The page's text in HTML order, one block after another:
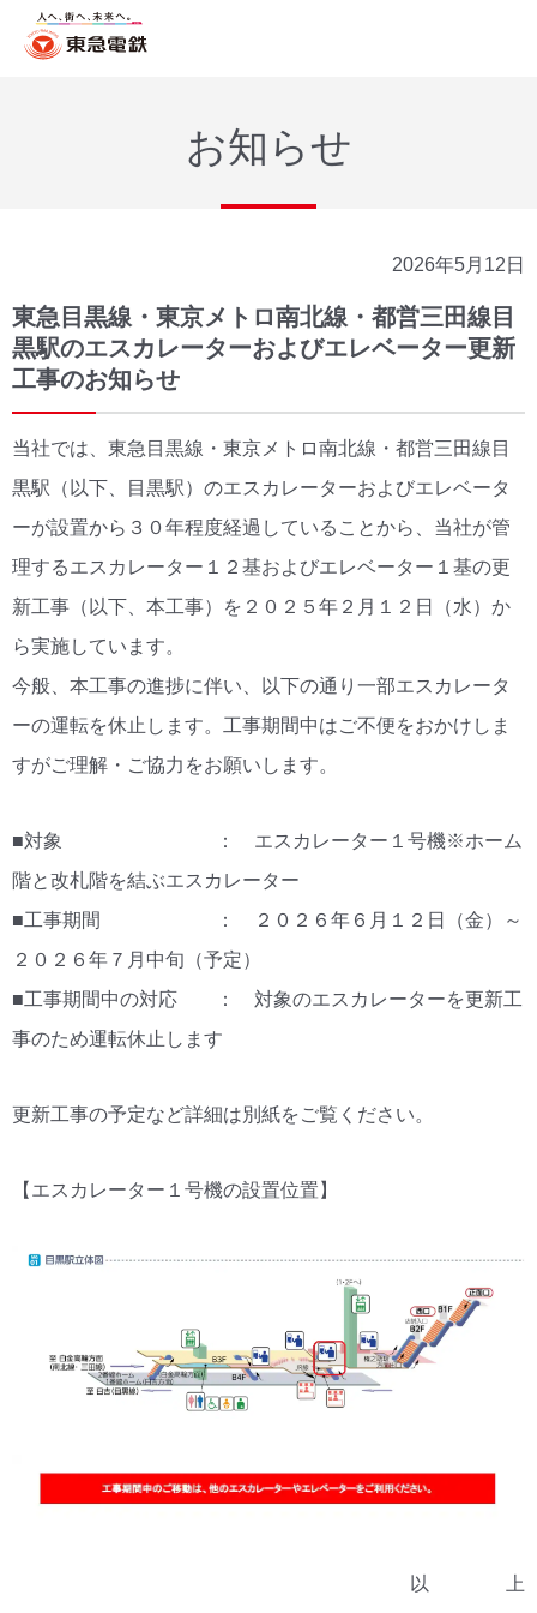
お知らせ
2026年5月12日
東急目黒線・東京メトロ南北線・都営三田線目
黒駅のエスカレーターおよびエレベーター更新
工事のお知らせ
当社では、東急目黒線・東京メトロ南北線・都営三田線目
黒駅（以下、目黒駅）のエスカレーターおよびエレベータ
ーが設置から３０年程度経過していることから、当社が管
理するエスカレーター１２基およびエレベーター１基の更
新工事（以下、本工事）を２０２５年２月１２日（水）か
ら実施しています。
今般、本工事の進捗に伴い、以下の通り一部エスカレータ
ーの運転を休止します。工事期間中はご不便をおかけしま
すがご理解・ご協力をお願いします。
■対象 ： エスカレーター１号機※ホーム
階と改札階を結ぶエスカレーター
■工事期間 ： ２０２６年６月１２日（金）～
２０２６年７月中旬（予定）
■工事期間中の対応 ： 対象のエスカレーターを更新工
事のため運転休止します
更新工事の予定など詳細は別紙をご覧ください。
【エスカレーター１号機の設置位置】
以 上